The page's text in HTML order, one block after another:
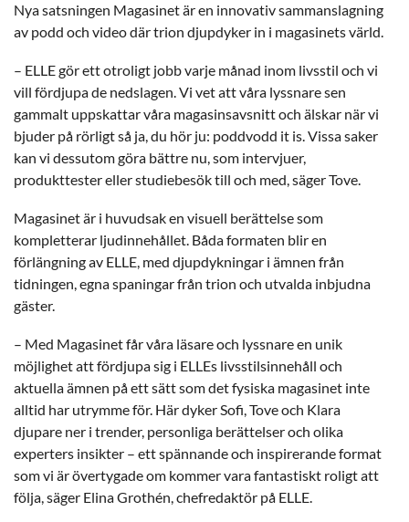
Nya satsningen Magasinet är en innovativ sammanslagning
av podd och video där trion djupdyker in i magasinets värld.
– ELLE gör ett otroligt jobb varje månad inom livsstil och vi
vill fördjupa de nedslagen. Vi vet att våra lyssnare sen
gammalt uppskattar våra magasinsavsnitt och älskar när vi
bjuder på rörligt så ja, du hör ju: poddvodd it is. Vissa saker
kan vi dessutom göra bättre nu, som intervjuer,
produkttester eller studiebesök till och med, säger Tove.
Magasinet är i huvudsak en visuell berättelse som
kompletterar ljudinnehållet. Båda formaten blir en
förlängning av ELLE, med djupdykningar i ämnen från
tidningen, egna spaningar från trion och utvalda inbjudna
gäster.
– Med Magasinet får våra läsare och lyssnare en unik
möjlighet att fördjupa sig i ELLEs livsstilsinnehåll och
aktuella ämnen på ett sätt som det fysiska magasinet inte
alltid har utrymme för. Här dyker Sofi, Tove och Klara
djupare ner i trender, personliga berättelser och olika
experters insikter – ett spännande och inspirerande format
som vi är övertygade om kommer vara fantastiskt roligt att
följa, säger Elina Grothén, chefredaktör på ELLE.